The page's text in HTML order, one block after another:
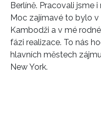
Berlíně. Pracovali jsme
Moc zajímavé to bylo v
Kambodži a v mé
fázi realizace. To nás
hlavních městech
New York.